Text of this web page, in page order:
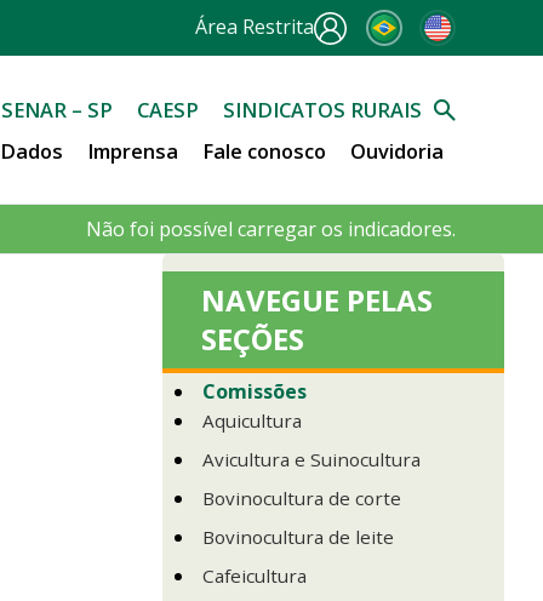
Área Restrita
SENAR – SP CAESP
SINDICATOS RURAIS
Imprensa Fale conosco Ouvidoria
Não foi possível carregar os indicadores.
NAVEGUE PELAS
SEÇÕES
Comissões
Aquicultura
Avicultura e Suinocultura
Bovinocultura de corte
Bovinocultura de leite
Cafeicultura